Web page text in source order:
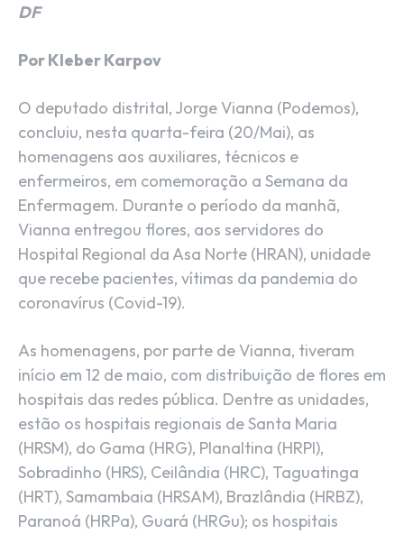
DF
Por Kleber Karpov
O deputado distrital, Jorge Vianna (Podemos),
concluiu, nesta quarta-feira (20/Mai), as
homenagens aos auxiliares, técnicos e
enfermeiros, em comemoração a Semana da
Enfermagem. Durante o período da manhã,
Vianna entregou flores, aos servidores do
Hospital Regional da Asa Norte (HRAN), unidade
que recebe pacientes, vítimas da pandemia do
coronavírus (Covid-19).
As homenagens, por parte de Vianna, tiveram
início em 12 de maio, com distribuição de flores em
hospitais das redes pública. Dentre as unidades,
estão os hospitais regionais de Santa Maria
(HRSM), do Gama (HRG), Planaltina (HRPl),
Sobradinho (HRS), Ceilândia (HRC), Taguatinga
(HRT), Samambaia (HRSAM), Brazlândia (HRBZ),
Paranoá (HRPa), Guará (HRGu); os hospitais